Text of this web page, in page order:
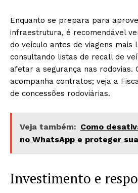
Enquanto se prepara para
infraestrutura, é recomendável
do veículo antes de viagens mais
consultando listas de recall de
afetar a segurança nas rodovias.
acompanha contratos; veja a
de concessões rodoviárias.
Veja também: Como
no WhatsApp e proteger
Investimento e